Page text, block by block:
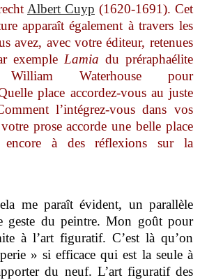
Albert Cuyp (1620-1691). Cet
apparaît également à travers les
avez, avec votre éditeur, retenues
exemple Lamia du préraphaélite
Waterhouse pour
place accordez-vous au juste
l’intégrez-vous dans vos
prose accorde une belle place
encore à des réflexions sur la
me paraît évident, un parallèle
geste du peintre. Mon goût pour
à l’art figuratif. C’est là qu’on
» si efficace qui est la seule à
du neuf. L’art figuratif des